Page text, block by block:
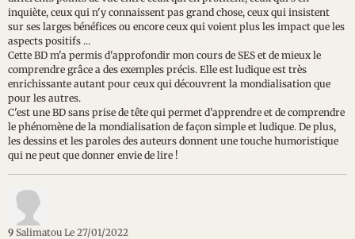
inquiète, ceux qui n'y connaissent pas grand chose, ceux qui insistent
sur ses larges bénéfices ou encore ceux qui voient plus les impact que les
aspects positifs ...
Cette BD m'a permis d'approfondir mon cours de SES et de mieux le
comprendre grâce a des exemples précis. Elle est ludique est très
enrichissante autant pour ceux qui découvrent la mondialisation que
pour les autres.
C'est une BD sans prise de tête qui permet d'apprendre et de comprendre
le phénomène de la mondialisation de façon simple et ludique. De plus,
les dessins et les paroles des auteurs donnent une touche humoristique
qui ne peut que donner envie de lire !
9 Salimatou Le 27/01/2022